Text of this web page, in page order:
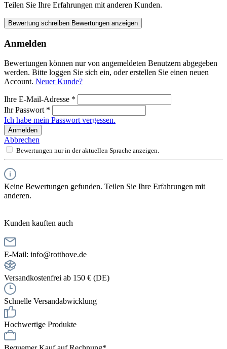
Teilen Sie Ihre Erfahrungen mit anderen Kunden.
Bewertung schreiben Bewertungen anzeigen
Anmelden
Bewertungen können nur von angemeldeten Benutzern abgegeben
werden. Bitte loggen Sie sich ein, oder erstellen Sie einen neuen
Account. Neuer Kunde?
Ihre E-Mail-Adresse *
Ihr Passwort *
Ich habe mein Passwort vergessen.
Anmelden
Abbrechen
Bewertungen nur in der aktuellen Sprache anzeigen.
Keine Bewertungen gefunden. Teilen Sie Ihre Erfahrungen mit
anderen.
Kunden kauften auch
E-Mail: info@rotthove.de
Versandkostenfrei ab 150 € (DE)
Schnelle Versandabwicklung
Hochwertige Produkte